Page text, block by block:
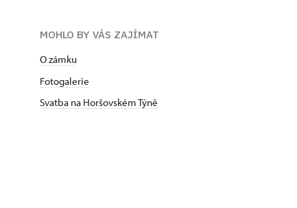
MOHLO BY VÁS ZAJÍMAT
O zámku
Fotogalerie
Svatba na Horšovském Týně